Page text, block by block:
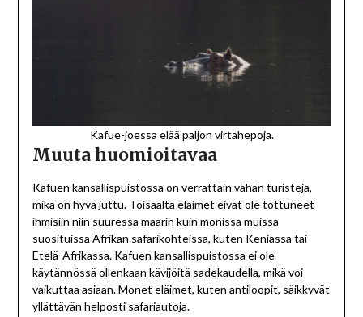
Kafue-joessa elää paljon virtahepoja.
Muuta huomioitavaa
Kafuen kansallispuistossa on verrattain vähän turisteja,
mikä on hyvä juttu. Toisaalta eläimet eivät ole tottuneet
ihmisiin niin suuressa määrin kuin monissa muissa
suosituissa Afrikan safarikohteissa, kuten Keniassa tai
Etelä-Afrikassa. Kafuen kansallispuistossa ei ole
käytännössä ollenkaan kävijöitä sadekaudella, mikä voi
vaikuttaa asiaan. Monet eläimet, kuten antiloopit, säikkyvät
yllättävän helposti safariautoja.